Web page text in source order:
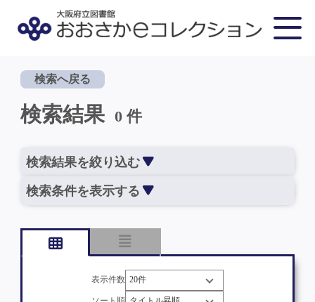
検索へ戻る
検索結果 0 件
検索結果を絞り込む
検索条件を表示する
表示件数